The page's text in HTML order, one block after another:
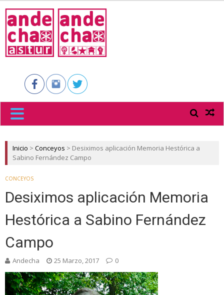
ASTUR
Inicio > Conceyos > Desiximos aplicación Memoria Hestórica a
Sabino Fernández Campo
CONCEYOS
Desiximos aplicación Memoria
Hestórica a Sabino Fernández
Campo
Andecha 25 Marzo, 2017 0